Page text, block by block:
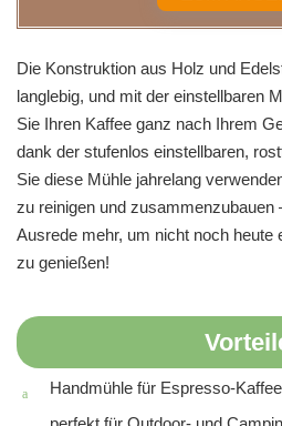
Die Konstruktion aus Holz und
langlebig, und mit der einstellbaren
Sie Ihren Kaffee ganz nach Ihrem
dank der stufenlos einstellbaren,
Sie diese Mühle jahrelang
zu reinigen und zusammenzubauen
Ausrede mehr, um nicht noch heute
zu genießen!
Handmühle für Espresso-